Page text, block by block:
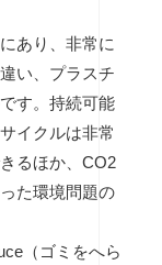
あり、非常に
い、プラスチ
す。持続可能
イクルは非常
るほか、CO2
た環境問題の
（ゴミをへら